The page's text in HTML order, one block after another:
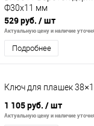
Ф30x11 мм
529 руб. / шт
Актуальную цену и наличие
Подробнее
Ключ для плашек
1 105 руб. / шт
Актуальную цену и наличие